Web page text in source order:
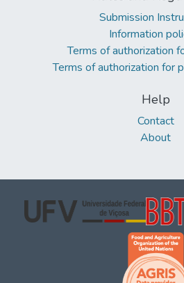
Submission
Information
Terms of authorization
Terms of authorization for
Help
Contact
About